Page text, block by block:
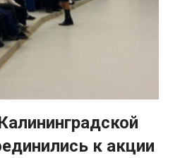
к акции